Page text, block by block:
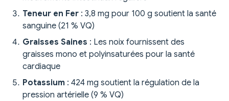
Teneur en Fer : 3,8 mg pour 100 g soutient la santé
sanguine (21 % VQ)
Graisses Saines : Les noix fournissent des
graisses mono et polyinsaturées pour la santé
cardiaque
Potassium : 424 mg soutient la régulation de la
pression artérielle (9 % VQ)